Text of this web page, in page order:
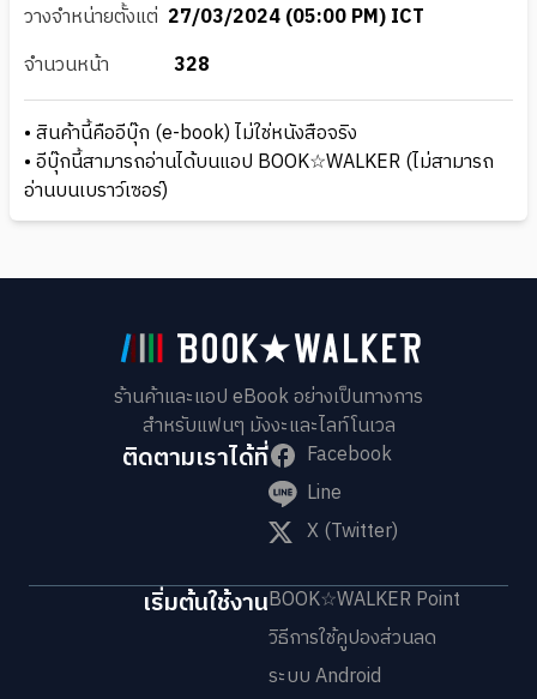
วางจำหน่ายตั้งแต่ 27/03/2024 (05:00 PM) ICT
จำนวนหน้า
328
• สินค้านี้คืออีบุ๊ก (e-book) ไม่ใช่หนังสือจริง
• อีบุ๊กนี้สามารถอ่านได้บนแอป BOOK☆WALKER (ไม่สามารถ
อ่านบนเบราว์เซอร์)
ร้านค้าและแอป eBook อย่างเป็นทางการ
สำหรับแฟนๆ มังงะและไลท์โนเวล
ติดตามเราได้ที่
Facebook
Line
X (Twitter)
เริ่มต้นใช้งานBOOK☆WALKER Point
วิธีการใช้คูปองส่วนลด
ระบบ Android